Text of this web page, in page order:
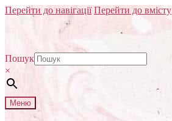
Перейти до навігації Перейти до вмісту
Пошук
×
Меню